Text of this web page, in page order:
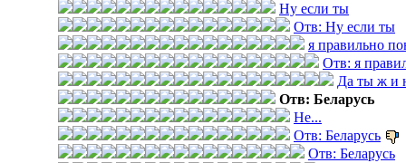
Ну если ты
Отв: Ну если ты
я правильно
Отв: я
Да ты ж и
Отв: Беларусь
Не...
Отв: Беларусь
Отв: Беларусь